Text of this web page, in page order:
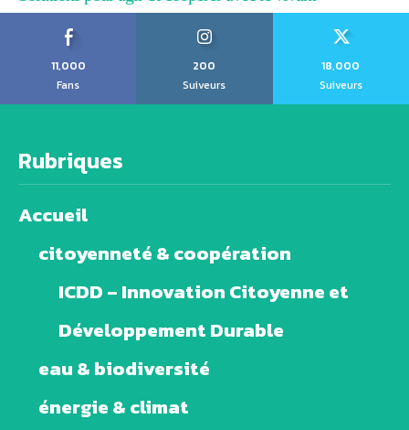
11,000
Fans
200
Suiveurs
18,000
Suiveurs
Rubriques
Accueil
citoyenneté & coopération
ICDD – Innovation Citoyenne et
Développement Durable
eau & biodiversité
énergie & climat